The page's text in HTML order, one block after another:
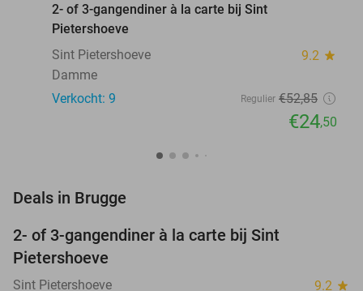
2- of 3-gangendiner à la carte bij Sint
Pietershoeve
Sint Pietershoeve
9.2 star
Damme
Verkocht: 9
Regulier €52,85
€24,50
Deals in Brugge
TODAY
2- of 3-gangendiner à la carte bij Sint
Pietershoeve
Sint Pietershoeve 9.2 star